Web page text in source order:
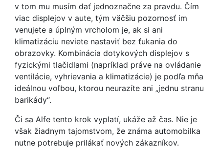
v tom mu musím dať jednoznačne za pravdu. Čím
viac displejov v aute, tým väčšiu pozornosť im
venujete a úplným vrcholom je, ak si ani
klimatizáciu neviete nastaviť bez ťukania do
obrazovky. Kombinácia dotykových displejov s
fyzickými tlačidlami (napríklad práve na ovládanie
ventilácie, vyhrievania a klimatizácie) je podľa mňa
ideálnou voľbou, ktorou neurazíte ani „jednu stranu
barikády“.
Či sa Alfe tento krok vyplatí, ukáže až čas. Nie je
však žiadnym tajomstvom, že známa automobilka
nutne potrebuje prilákať nových zákazníkov.